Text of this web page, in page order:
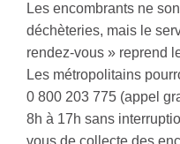
Les encombrants ne
déchèteries, mais le
rendez-vous » reprend
Les métropolitains
0 800 203 775 (appel
8h à 17h sans
vous de collecte des